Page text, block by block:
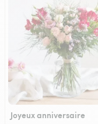
Joyeux anniversaire